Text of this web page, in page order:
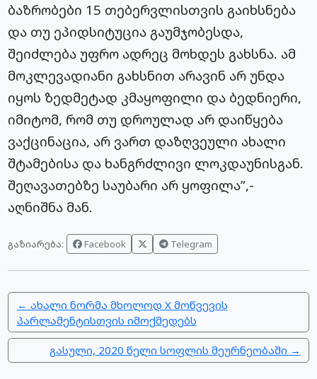
ბაზრობები 15 თებერვლისთვის გაიხსნება
და თუ ეპიდსიტუცია გაუმჯობესდა,
შეიძლება უფრო ადრეც მოხდეს გახსნა. ამ
მოკლევადიანი გახსნით არავინ არ უნდა
იყოს ზედმეტად კმაყოფილი და ბედნიერი,
იმიტომ, რომ თუ დროულად არ დაიწყება
ვაქცინაცია, არ ვართ დაზღვეული ახალი
შტამებისა და ხანგრძლივი ლოკდაუნისგან.
შეღავათებზე საუბარი არ ყოფილა”,-
აღნიშნა მან.
გაზიარება: Facebook Telegram
← ახალი ნორმა მხოლოდ X მოწვევის
პარლამენტისთვის იმოქმედებს
გასული, 2020 წელი სოფლის მეურნეობაში →